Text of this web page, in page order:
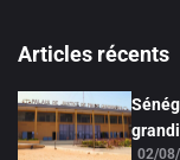
Articles récents
02/